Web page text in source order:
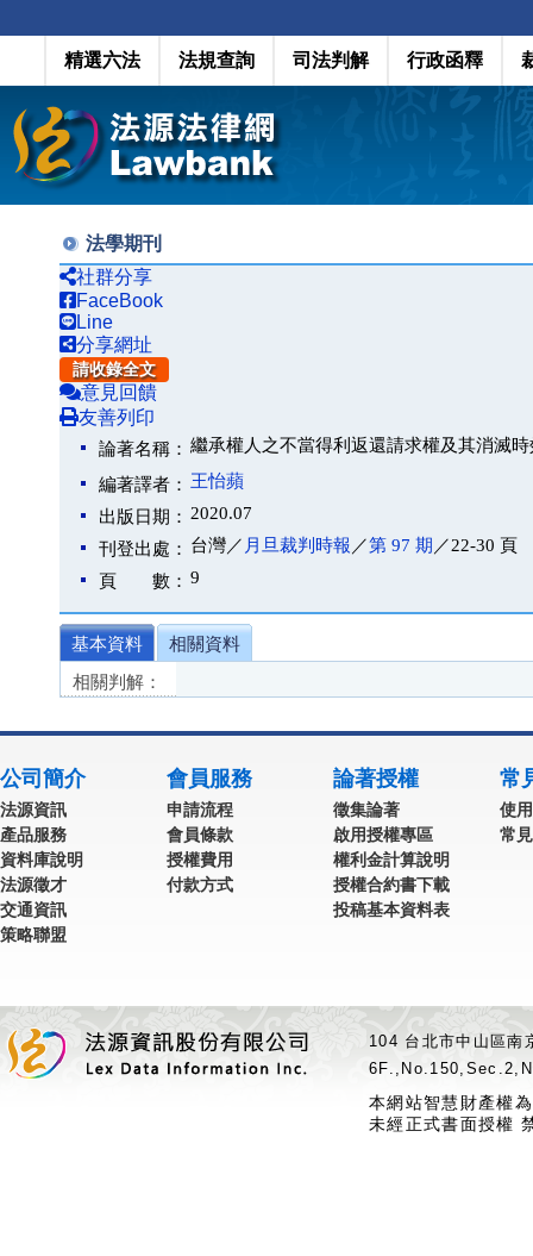
精選六法 法規查詢 司法判解 行政函釋
法學期刊
社群分享
FaceBook
Line
分享網址
請收錄全文
意見回饋
友善列印
論著名稱： 繼承權人之不當得利返還請求權及其消滅
編著譯者： 王怡蘋
出版日期： 2020.07
刊登出處： 台灣／ 月旦裁判時報 ／第 97 期 ／22-30 頁
頁 數： 9
基本資料
相關資料
相關判解：
公司簡介
法源資訊
產品服務
資料庫說明
法源徵才
交通資訊
策略聯盟
會員服務
申請流程
會員條款
授權費用
付款方式
論著授權
徵集論著
啟用授權專區
權利金計算說明
授權合約書下載
投稿基本資料表
常
使
常
104 台北市中山區
本網站智慧財產權
未經正式書面授權